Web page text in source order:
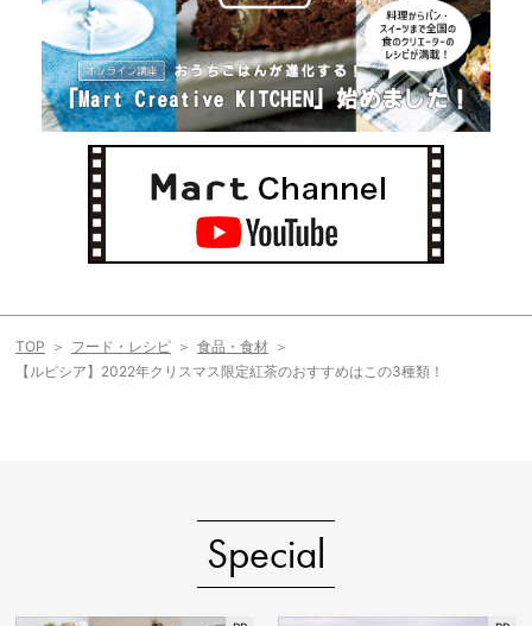
TOP フード・レシピ
食品・食材
【ルピシア】2022年クリスマス限定紅茶のおすすめはこの3種類！
Special